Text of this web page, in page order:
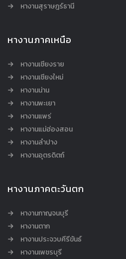
หางานสุราษฎร์ธานี
หางานภาคเหนือ
หางานเชียงราย
หางานเชียงใหม่
หางานน่าน
หางานพะเยา
หางานแพร่
หางานแม่ฮ่องสอน
หางานลำปาง
หางานอุตรดิตถ์
หางานภาคตะวันตก
หางานกาญจนบุรี
หางานตาก
หางานประจวบคีรีขันธ์
หางานเพชรบุรี